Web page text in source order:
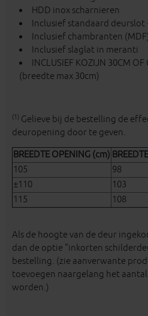
HDD inox scharnieren
Inclusief standaard deurslot
Inclusief chambranten (MDF)
Inclusief slaglat in meranti
INCLUSIEF KOZIJN 30CM
(breedte max 30cm)
(1) Gelieve bij de bestelling de
deuropening door te geven.
BREEDTE OPENING (cm)
105
98
±110
103
115
108
Als de hoogte van de deur
dan de optie "inkorten
bestelling. (zie aanverwante
toevoegen naargelang het
worden.)